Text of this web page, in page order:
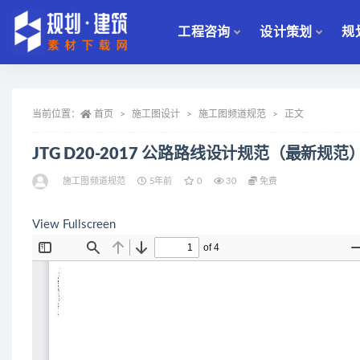
工程咨询 设计策划 规
当前位置： 首页 施工图设计 施工图频道规范 正文
JTG D20-2017 公路路线设计规范（最新规范
施工图频道规范 5年前 0 30 免费
View Fullscreen